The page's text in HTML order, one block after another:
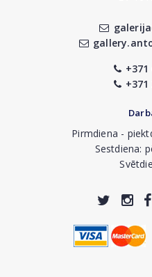
+371
+371
Pirmdiena -
Sestdiena: